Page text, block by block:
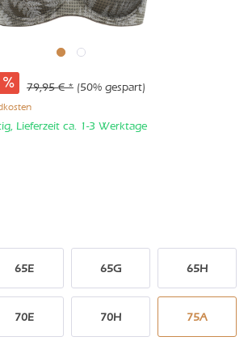
79,95 € * (50% gespart)
Lieferzeit ca. 1-3 Werktage
65E 65G 65H
70E 70H 75A